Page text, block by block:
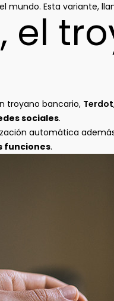
mundo. Esta variante,
el
troyano bancario, Terdot
sociales.
automática
funciones.